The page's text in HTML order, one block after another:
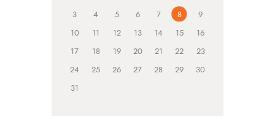
3
4 5 6 7 8
9
10
11 12 13 14 15
16
17
18 19 20 21 22
23
24
25 26 27 28 29
30
31